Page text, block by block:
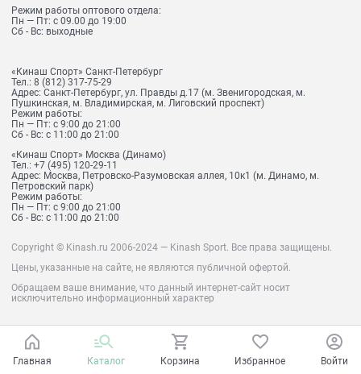
Режим работы оптового отдела:
Пн — Пт: с 09.00 до 19:00
Сб - Вс: выходные
«Кинаш Спорт» Санкт-Петербург
Тел.: 8 (812) 317-75-29
Адрес: Санкт-Петербург, ул. Правды д.17 (м. Звенигородская, м.
Пушкинская, м. Владимирская, м. Лиговский проспект)
Режим работы:
Пн — Пт: с 9:00 до 21:00
Сб - Вс: с 11:00 до 21:00
«Кинаш Спорт» Москва (Динамо)
Тел.: +7 (495) 120-29-11
Адрес: Москва, Петровско-Разумовская аллея, 10к1 (м. Динамо, м.
Петровский парк)
Режим работы:
Пн — Пт: с 9:00 до 21:00
Сб - Вс: с 11:00 до 21:00
Copyright © Kinash.ru 2006-2024 — Kinash Sport. Все права защищены.
Цены, указанные на сайте, не являются публичной офертой.
Обращаем ваше внимание, что данный интернет-сайт носит
исключительно информационный характер
Главная Каталог Корзина Избранное Войти